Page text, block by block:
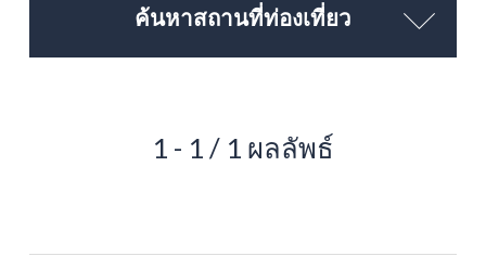
ค้นหาสถานที่ท่องเที่ยว
1 - 1 / 1 ผลลัพธ์